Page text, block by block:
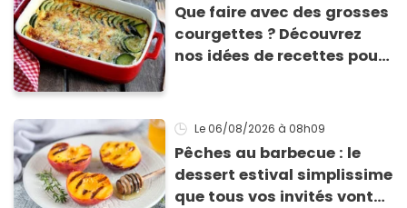
Que faire avec des grosses
courgettes ? Découvrez
nos idées de recettes pour
Le 06/08/2026 à 08h09
Pêches au barbecue : le
dessert estival simplissime
que tous vos invités vont